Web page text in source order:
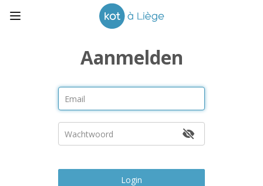
Aanmelden
Login